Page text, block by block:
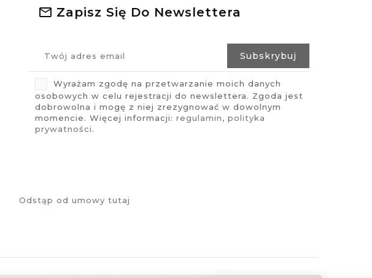
Zapisz Się Do Newslettera
Wyrażam zgodę na przetwarzanie moich danych
osobowych w celu rejestracji do newslettera. Zgoda jest
dobrowolna i mogę z niej zrezygnować w dowolnym
momencie. Więcej informacji: regulamin, polityka
prywatności.
Odstąp od umowy tutaj